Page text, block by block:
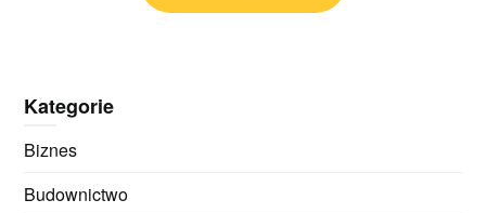
Kategorie
Biznes
Budownictwo